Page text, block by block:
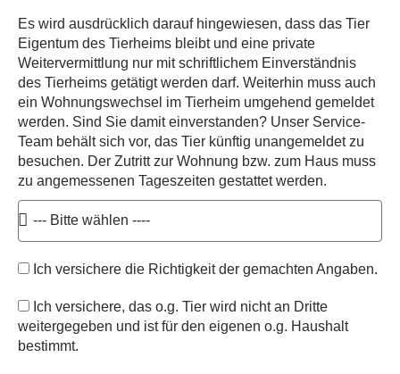
Es wird ausdrücklich darauf hingewiesen, dass das Tier
Eigentum des Tierheims bleibt und eine private
Weitervermittlung nur mit schriftlichem Einverständnis
des Tierheims getätigt werden darf. Weiterhin muss auch
ein Wohnungswechsel im Tierheim umgehend gemeldet
werden. Sind Sie damit einverstanden? Unser Service-
Team behält sich vor, das Tier künftig unangemeldet zu
besuchen. Der Zutritt zur Wohnung bzw. zum Haus muss
zu angemessenen Tageszeiten gestattet werden.
Ich versichere die Richtigkeit der gemachten Angaben.
Ich versichere, das o.g. Tier wird nicht an Dritte
weitergegeben und ist für den eigenen o.g. Haushalt
bestimmt.